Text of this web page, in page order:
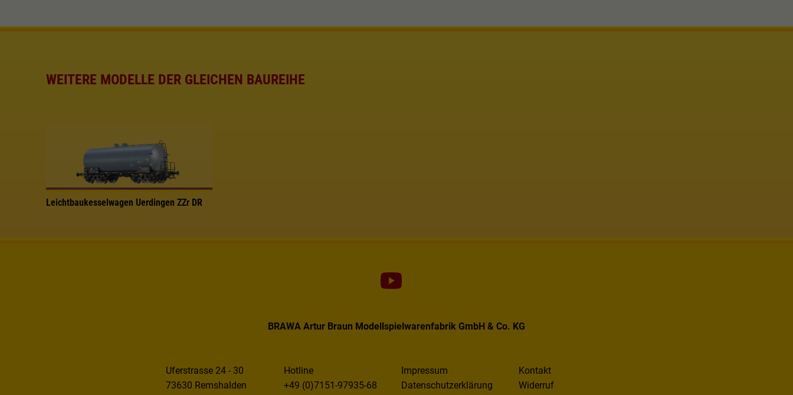
WEITERE MODELLE DER GLEICHEN BAUREIHE
Leichtbaukesselwagen Uerdingen ZZr DR
BRAWA Artur Braun Modellspielwarenfabrik GmbH & Co. KG
Uferstrasse 24 - 30
73630 Remshalden
Hotline
+49 (0)7151-97935-68
Impressum
Datenschutzerklärung
Kontakt
Widerruf